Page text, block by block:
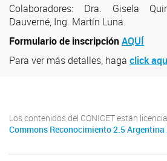
Colaboradores: Dra. Gisela
Dauverné, Ing. Martín Luna.
Formulario de inscripciónAQUÍ
Para ver más detalles, haga click
Los contenidos del CONICET están
Commons Reconocimiento 2.5 Argentina